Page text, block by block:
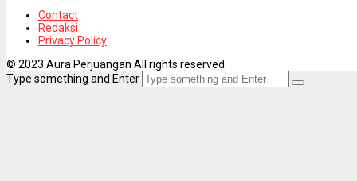
Contact
Redaksi
Privacy Policy
© 2023 Aura Perjuangan All rights reserved.
Type something and Enter